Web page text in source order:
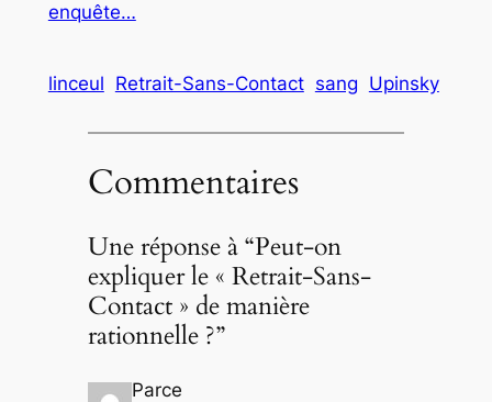
enquête…
linceul Retrait-Sans-Contact sang Upinsky
Commentaires
Une réponse à “Peut-on
expliquer le « Retrait-Sans-
Contact » de manière
rationnelle ?”
Parce